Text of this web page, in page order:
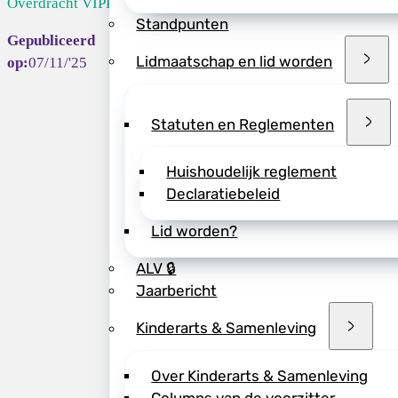
Standpunten
Lidmaatschap en lid worden
Statuten en Reglementen
Huishoudelijk reglement
Declaratiebeleid
Lid worden?
ALV 🔒
Jaarbericht
Kinderarts & Samenleving
Over Kinderarts & Samenleving
07/11/'25
Deel dit bericht